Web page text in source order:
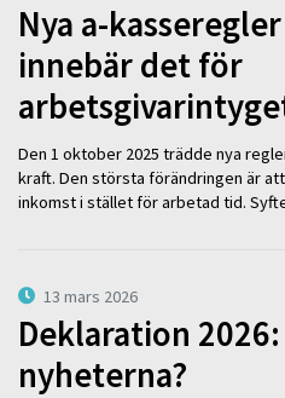
Nya a-
innebär det för
Den 1 oktober 2025 trädde nya
kraft. Den största förändringen är
inkomst i stället för arbetad tid.
13 mars 2026
Deklaration
nyheterna?